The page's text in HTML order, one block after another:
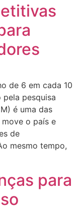
de 6 em cada 10
pesquisa
é uma das
o país e
de
mesmo tempo,
para